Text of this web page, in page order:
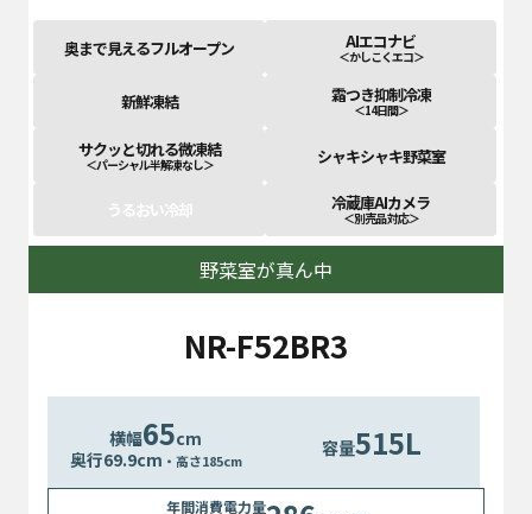
奥まで見えるフルオープン AIエコナビ
＜かしこくエコ＞
新鮮凍結 霜つき抑制冷凍
＜14日間＞
サクッと切れる微凍結
＜パーシャル半解凍なし＞ シャキシャキ野菜室
うるおい冷却 冷蔵庫AIカメラ
＜別売品 対応＞
野菜室が真ん中
NR-F52BR3
横幅65cm
奥行69.9cm ・高さ185cm
容量515L
年間消費電力量